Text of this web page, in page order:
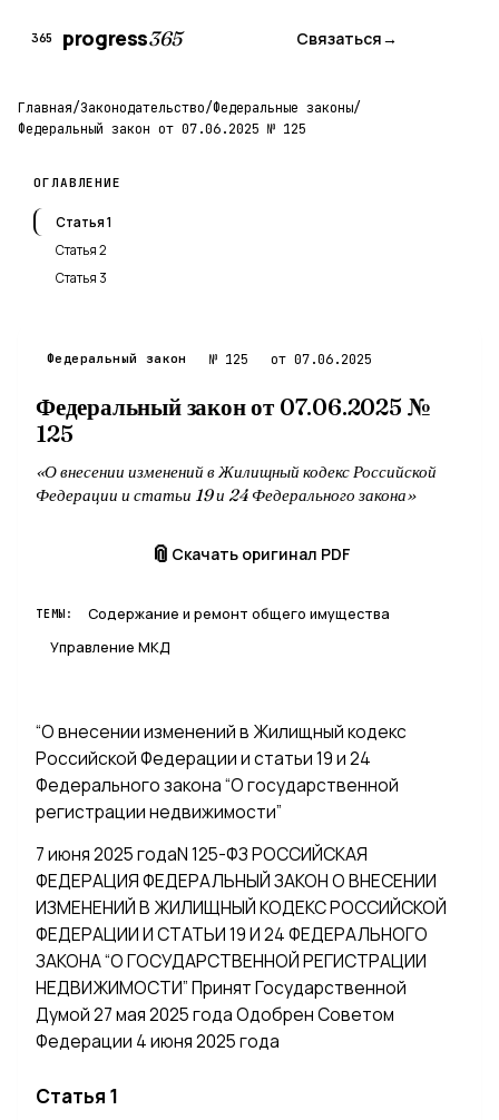
365 progress365 Связаться→
Главная/Законодательство/Федеральные законы/
Федеральный закон от 07.06.2025 № 125
ОГЛАВЛЕНИЕ
Статья 1
Статья 2
Статья 3
Федеральный закон № 125 от 07.06.2025
Федеральный закон от 07.06.2025 №
125
«О внесении изменений в Жилищный кодекс Российской
Федерации и статьи 19 и 24 Федерального закона»
📎 Скачать оригинал PDF
ТЕМЫ:
Содержание и ремонт общего имущества
Управление МКД
“О внесении изменений в Жилищный кодекс
Российской Федерации и статьи 19 и 24
Федерального закона “О государственной
регистрации недвижимости”
7 июня 2025 годаN 125-ФЗ РОССИЙСКАЯ
ФЕДЕРАЦИЯ ФЕДЕРАЛЬНЫЙ ЗАКОН О ВНЕСЕНИИ
ИЗМЕНЕНИЙ В ЖИЛИЩНЫЙ КОДЕКС РОССИЙСКОЙ
ФЕДЕРАЦИИ И СТАТЬИ 19 И 24 ФЕДЕРАЛЬНОГО
ЗАКОНА “О ГОСУДАРСТВЕННОЙ РЕГИСТРАЦИИ
НЕДВИЖИМОСТИ” Принят Государственной
Думой 27 мая 2025 года Одобрен Советом
Федерации 4 июня 2025 года
Статья 1